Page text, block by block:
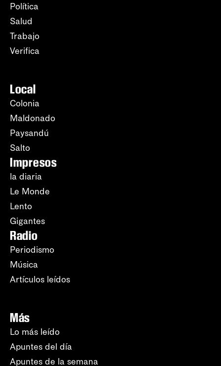
Política
Salud
Trabajo
Verifica
Local
Colonia
Maldonado
Paysandú
Salto
Impresos
la diaria
Le Monde
Lento
Gigantes
Radio
Periodismo
Música
Artículos leídos
Más
Lo más leído
Apuntes del día
Apuntes de la semana